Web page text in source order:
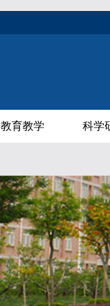
教育教学 科学